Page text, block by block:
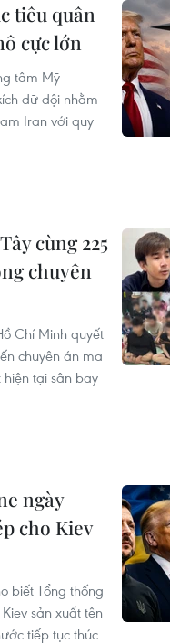
tiêu quân
cực lớn
tâm Mỹ
dữ dội nhằm
Iran với quy
cùng 225
chuyên
Chí Minh quyết
chuyên án ma
tại sân bay
ngày
cho Kiev
biết Tổng thống
sản xuất tên
tiếp tục thúc